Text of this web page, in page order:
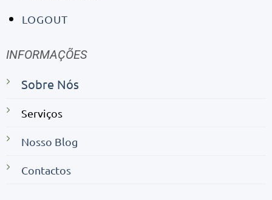
LOGOUT
INFORMAÇÕES
Sobre Nós
Serviços
Nosso Blog
Contactos